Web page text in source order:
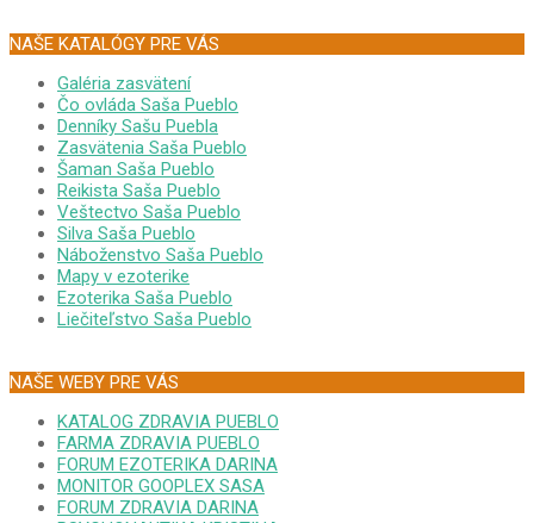
NAŠE KATALÓGY PRE VÁS
Galéria zasvätení
Čo ovláda Saša Pueblo
Denníky Sašu Puebla
Zasvätenia Saša Pueblo
Šaman Saša Pueblo
Reikista Saša Pueblo
Veštectvo Saša Pueblo
Silva Saša Pueblo
Náboženstvo Saša Pueblo
Mapy v ezoterike
Ezoterika Saša Pueblo
Liečiteľstvo Saša Pueblo
NAŠE WEBY PRE VÁS
KATALOG ZDRAVIA PUEBLO
FARMA ZDRAVIA PUEBLO
FORUM EZOTERIKA DARINA
MONITOR GOOPLEX SASA
FORUM ZDRAVIA DARINA